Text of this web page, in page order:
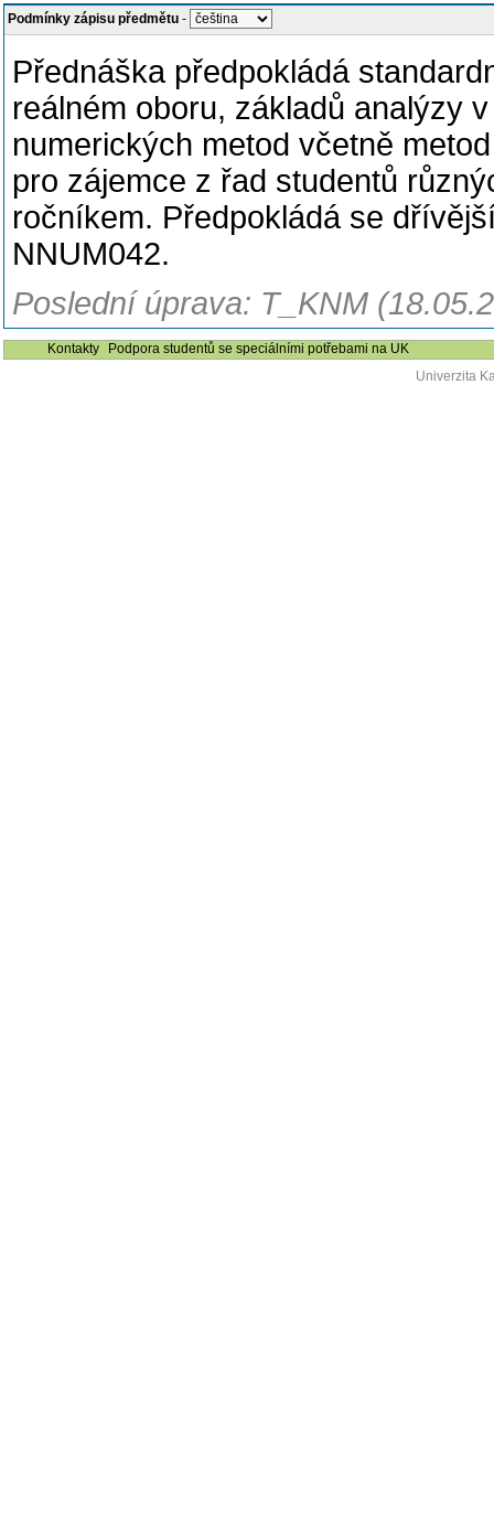
Podmínky zápisu předmětu -
Přednáška předpokládá
reálném oboru, základů analýzy
numerických metod včetně
pro zájemce z řad studentů
ročníkem. Předpokládá se
NNUM042.
Poslední úprava: T_KNM
Kontakty
Podpora studentů se speciálními potřebami na UK
Univerzita